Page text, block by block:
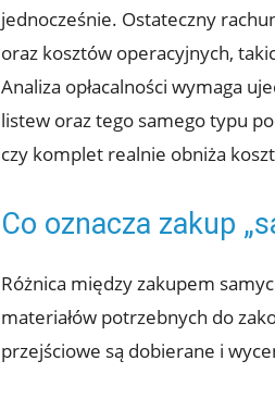
jednocześnie. Ostateczny
oraz kosztów operacyjnych,
Analiza opłacalności wymaga
listew oraz tego samego typu
czy komplet realnie obniża
Co oznacza zakup
Różnica między zakupem
materiałów potrzebnych do
przejściowe są dobierane i